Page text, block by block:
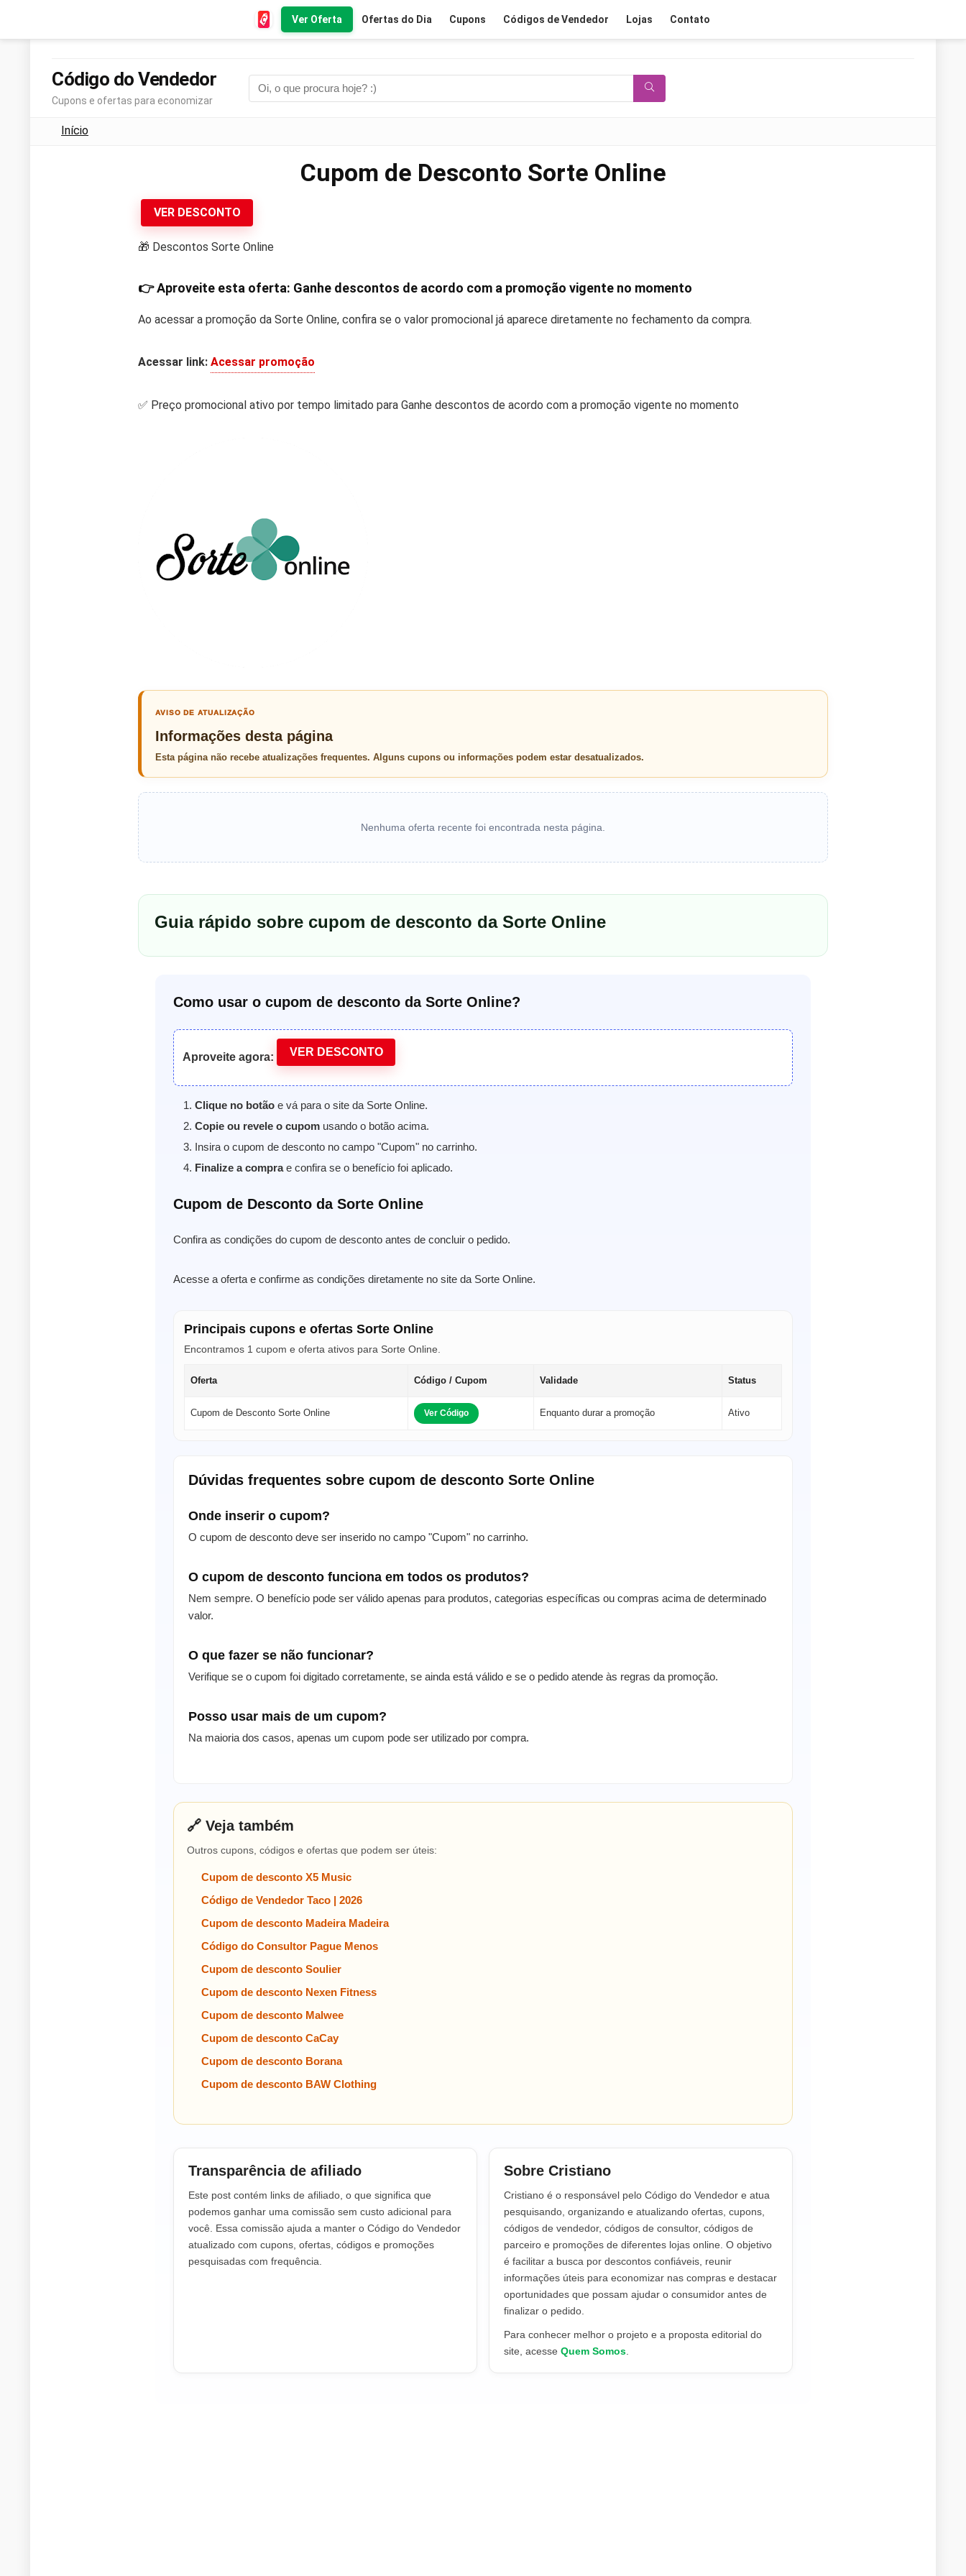
Ver Oferta Ofertas do Dia Cupons Códigos de Vendedor Lojas Contato
Código do Vendedor
Cupons e ofertas para economizar
Início
Cupom de Desconto Sorte Online
VER DESCONTO
🎁 Descontos Sorte Online
👉 Aproveite esta oferta: Ganhe descontos de acordo com a promoção vigente no momento
Ao acessar a promoção da Sorte Online, confira se o valor promocional já aparece diretamente no fechamento da compra.
Acessar link: Acessar promoção
✅ Preço promocional ativo por tempo limitado para Ganhe descontos de acordo com a promoção vigente no momento
AVISO DE ATUALIZAÇÃO
Informações desta página
Esta página não recebe atualizações frequentes. Alguns cupons ou informações podem estar desatualizados.
Nenhuma oferta recente foi encontrada nesta página.
Guia rápido sobre cupom de desconto da Sorte Online
Como usar o cupom de desconto da Sorte Online?
Aproveite agora: VER DESCONTO
Clique no botão e vá para o site da Sorte Online.
Copie ou revele o cupom usando o botão acima.
Insira o cupom de desconto no campo "Cupom" no carrinho.
Finalize a comprae confira se o benefício foi aplicado.
Cupom de Desconto da Sorte Online
Confira as condições do cupom de desconto antes de concluir o pedido.
Acesse a oferta e confirme as condições diretamente no site da Sorte Online.
Principais cupons e ofertas Sorte Online
Encontramos 1 cupom e oferta ativos para Sorte Online.
Oferta Código / Cupom Validade Status
Cupom de Desconto Sorte Online Ver Código Enquanto durar a promoção Ativo
Dúvidas frequentes sobre cupom de desconto Sorte Online
Onde inserir o cupom?
O cupom de desconto deve ser inserido no campo "Cupom" no carrinho.
O cupom de desconto funciona em todos os produtos?
Nem sempre. O benefício pode ser válido apenas para produtos, categorias específicas ou compras acima de determinado
valor.
O que fazer se não funcionar?
Verifique se o cupom foi digitado corretamente, se ainda está válido e se o pedido atende às regras da promoção.
Posso usar mais de um cupom?
Na maioria dos casos, apenas um cupom pode ser utilizado por compra.
🔗 Veja também
Outros cupons, códigos e ofertas que podem ser úteis:
Cupom de desconto X5 Music
Código de Vendedor Taco | 2026
Cupom de desconto Madeira Madeira
Código do Consultor Pague Menos
Cupom de desconto Soulier
Cupom de desconto Nexen Fitness
Cupom de desconto Malwee
Cupom de desconto CaCay
Cupom de desconto Borana
Cupom de desconto BAW Clothing
Transparência de afiliado
Este post contém links de afiliado, o que significa que
podemos ganhar uma comissão sem custo adicional para
você. Essa comissão ajuda a manter o Código do Vendedor
atualizado com cupons, ofertas, códigos e promoções
pesquisadas com frequência.
Sobre Cristiano
Cristiano é o responsável pelo Código do Vendedor e atua
pesquisando, organizando e atualizando ofertas, cupons,
códigos de vendedor, códigos de consultor, códigos de
parceiro e promoções de diferentes lojas online. O objetivo
é facilitar a busca por descontos confiáveis, reunir
informações úteis para economizar nas compras e destacar
oportunidades que possam ajudar o consumidor antes de
finalizar o pedido.
Para conhecer melhor o projeto e a proposta editorial do
site, acesse Quem Somos